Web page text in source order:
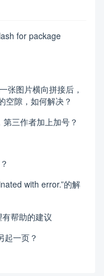
for package
张图片横向拼接后，
空隙，如何解决？
三作者加上加号？
with error.”的解
帮助的建议
起一页？